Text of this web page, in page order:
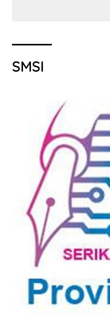
SMSI